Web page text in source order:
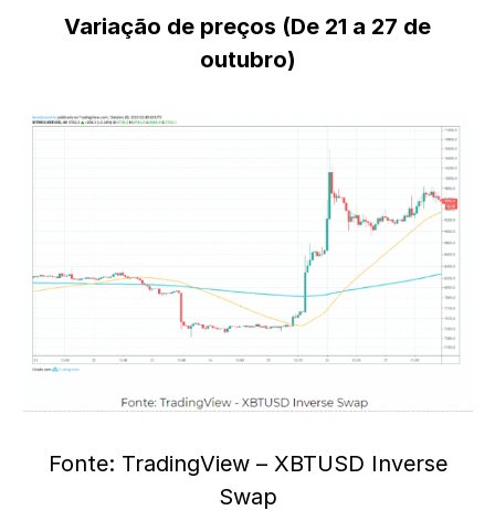
Variação de preços (De 21 a 27 de
outubro)
Fonte: TradingView – XBTUSD Inverse
Swap